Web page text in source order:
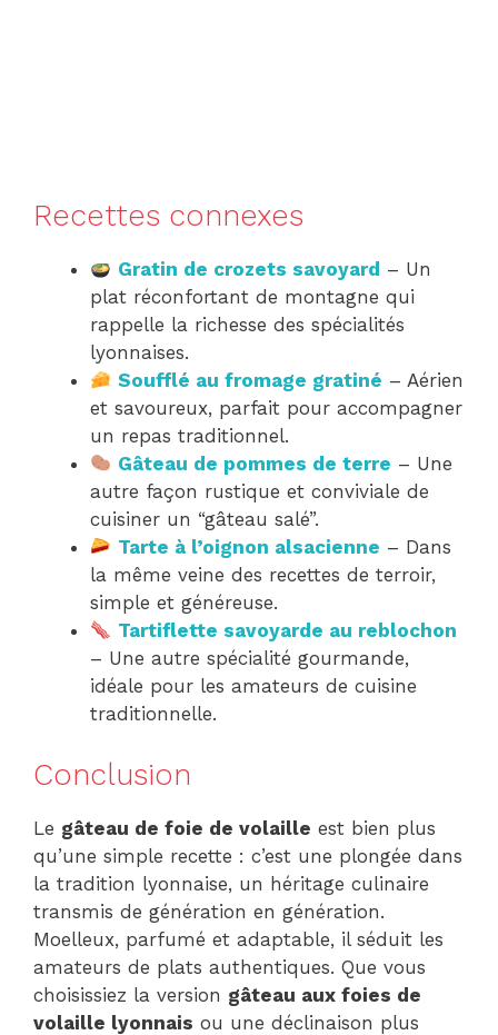
Recettes connexes
Gratin de crozets savoyard – Un
plat réconfortant de montagne qui
rappelle la richesse des spécialités
lyonnaises.
Soufflé au fromage gratiné – Aérien
et savoureux, parfait pour accompagner
un repas traditionnel.
Gâteau de pommes de terre – Une
autre façon rustique et conviviale de
cuisiner un “gâteau salé”.
Tarte à l’oignon alsacienne – Dans
la même veine des recettes de terroir,
simple et généreuse.
Tartiflette savoyarde au reblochon
– Une autre spécialité gourmande,
idéale pour les amateurs de cuisine
traditionnelle.
Conclusion
Le gâteau de foie de volaille est bien plus
qu’une simple recette : c’est une plongée dans
la tradition lyonnaise, un héritage culinaire
transmis de génération en génération.
Moelleux, parfumé et adaptable, il séduit les
amateurs de plats authentiques. Que vous
choisissiez la version gâteau aux foies de
volaille lyonnais ou une déclinaison plus